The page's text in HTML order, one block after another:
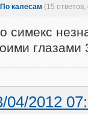
калесам (15
симекс
глазами
04/2012